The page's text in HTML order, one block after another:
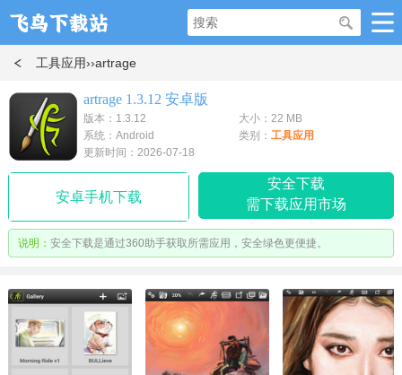
工具应用››artrage
artrage 1.3.12 安卓版
版本：1.3.12
大小：22 MB
系统：Android
类别： 工具应用
更新时间：2026-07-18
安卓手机下载
安全下载
需下载应用市场
说明： 安全下载是通过360助手获取所需应用，安全绿色更便捷。